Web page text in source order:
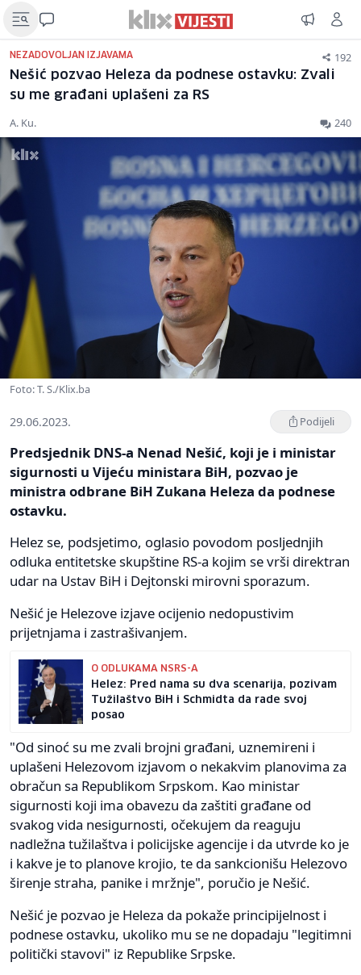
NEZADOVOLJAN IZJAVAMA 192
Nešić pozvao Heleza da podnese ostavku: Zvali
su me građani uplašeni za RS
A. Ku. 240
Foto: T. S./Klix.ba
29.06.2023. Podijeli
Predsjednik DNS-a Nenad Nešić, koji je i ministar
sigurnosti u Vijeću ministara BiH, pozvao je
ministra odbrane BiH Zukana Heleza da podnese
ostavku.
Helez se, podsjetimo, oglasio povodom posljednjih
odluka entitetske skupštine RS-a kojim se vrši direktran
udar na Ustav BiH i Dejtonski mirovni sporazum.
Nešić je Helezove izjave ocijenio nedopustivim
prijetnjama i zastrašivanjem.
O ODLUKAMA NSRS-A
Helez: Pred nama su dva scenarija, pozivam
Tužilaštvo BiH i Schmidta da rade svoj
posao
"Od sinoć su me zvali brojni građani, uznemireni i
uplašeni Helezovom izjavom o nekakvim planovima za
obračun sa Republikom Srpskom. Kao ministar
sigurnosti koji ima obavezu da zaštiti građane od
svakog vida nesigurnosti, očekujem da reaguju
nadležna tužilaštva i policijske agencije i da utvrde ko je
i kakve je to planove krojio, te da sankcionišu Helezovo
širenje straha, panike i mržnje", poručio je Nešić.
Nešić je pozvao je Heleza da pokaže principijelnost i
podnese ostavku, ukoliko mu se ne dopadaju "legitimni
politički stavovi" iz Republike Srpske.